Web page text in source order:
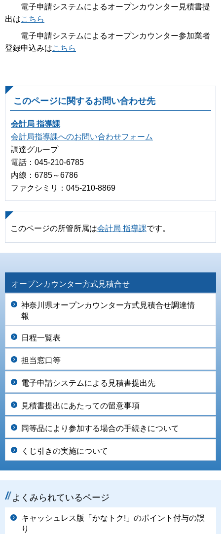
電子申請システムによるオープンカウンター見積書提
出はこちら
電子申請システムによるオープンカウンター参加業者
登録申込みはこちら
このページに関するお問い合わせ先
会計局 指導課
会計局指導課へのお問い合わせフォーム
調達グループ
電話：045-210-6785
内線：6785～6786
ファクシミリ：045-210-8869
このページの所管所属は会計局 指導課です。
オープンカウンター方式見積合せ
神奈川県オープンカウンター方式見積合せ調達情
報
日程一覧表
担当窓口等
電子申請システムによる見積書提出先
見積書提出にあたっての留意事項
同等品により参加する場合の手続きについて
くじ引きの実施について
よくみられているページ
キャッシュレス版「かなトク!」のポイント付与の誤
り